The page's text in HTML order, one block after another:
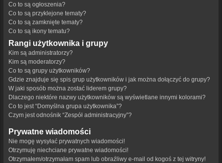
Co to są ogłoszenia?
Co to są przyklejone tematy?
Co to są zamknięte tematy?
Co to są ikony tematu?
Rangi użytkownika i grupy
Kim są administratorzy?
Kim są moderatorzy?
Co to są grupy użytkowników?
Gdzie znajduje się spis grup użytkowników i jak można dołączyć do grupy?
W jaki sposób można zostać liderem grupy?
Dlaczego niektóre nazwy użytkowników są wyświetlane innymi kolorami?
Co to jest “Domyślna grupa użytkownika”?
Czym jest odnośnik “Zespół administracyjny”?
Prywatne wiadomości
Nie mogę wysyłać prywatnych wiadomości!
Otrzymuję niechciane prywatne wiadomości!
Otrzymałem/otrzymałam spam lub obraźliwy e-mail od kogoś z tej witryny!